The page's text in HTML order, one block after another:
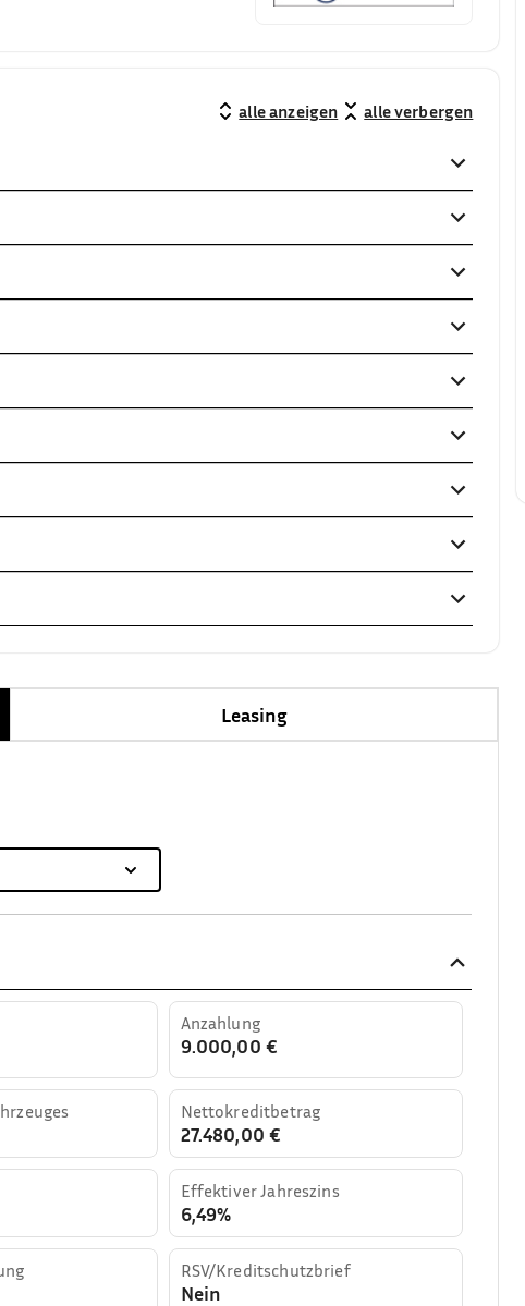
alle anzeigen alle verbergen
Leasing
Anzahlung
9.000,00 €
Nettokreditbetrag
27.480,00 €
Effektiver Jahreszins
6,49%
RSV/Kreditschutzbrief
Nein